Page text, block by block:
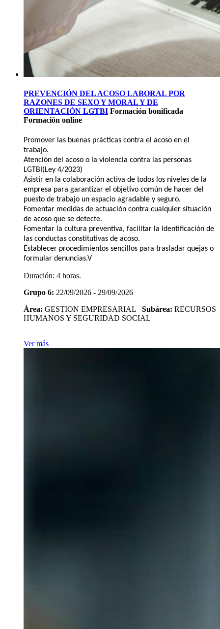
PREVENCIÓN DEL ACOSO LABORAL POR
RAZONES DE SEXO Y MORAL Y DE
ORIENTACIÓN LGTBI Formación bonificada
Formación online
Promover las buenas prácticas contra el acoso en el
trabajo.
Atención del acoso o la violencia contra las personas
LGTBI(Ley 4/2023)
Asistir en la colaboración activa de todos los niveles de la
empresa para garantizar el objetivo común de hacer del
puesto de trabajo un espacio agradable y seguro.
Fomentar medidas de actuación contra cualquier situación
de acoso que se detecte.
Fomentar la cultura preventiva, facilitar la identificación de
las conductas constitutivas de acoso.
Establecer procedimientos sencillos para trasladar quejas o
formular denuncias.V
Duración: 4 horas.
Grupo 6: 22/09/2026 - 29/09/2026
Área: GESTION EMPRESARIAL Subárea: RECURSOS
HUMANOS Y SEGURIDAD SOCIAL
Ver más